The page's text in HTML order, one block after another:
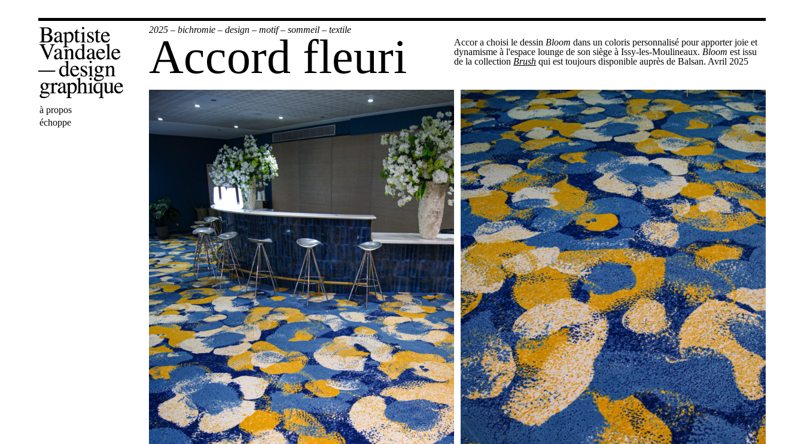
Baptiste
Bienvenue
à propos
échoppe
2025 – bichromie – design – motif– sommeil – textile
Accord fleuri Accor a choisi le dessin Bloom dans un coloris personnalisé pour apporter joie et
dynamisme à l'espace lounge de son siège à Issy-les-Moulineaux. Bloom est issu
de la collection Brush qui est toujours disponible auprès de Balsan. Avril 2025